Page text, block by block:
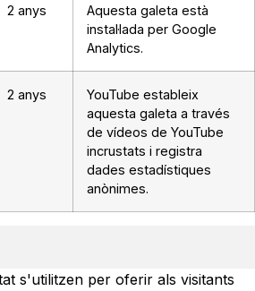
2 anys
Aquesta galeta està
instal·lada per Google
Analytics.
2 anys
YouTube estableix
aquesta galeta a través
de vídeos de YouTube
incrustats i registra
dades estadístiques
anònimes.
s'utilitzen per oferir als visitants